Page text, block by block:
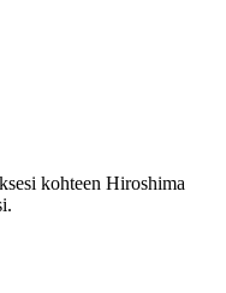
kohteen Hiroshima